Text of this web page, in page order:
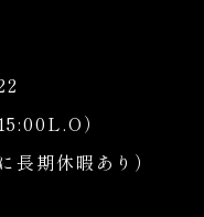
）
期休暇あり）